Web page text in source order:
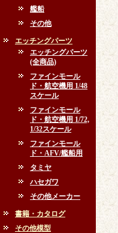
艦船
その他
エッチングパーツ
エッチングパーツ
(全商品)
ファインモール
ド・航空機用 1/48
スケール
ファインモール
ド・航空機用 1/72,
1/32スケール
ファインモール
ド・AFV/艦船用
タミヤ
ハセガワ
その他メーカー
書籍・カタログ
その他模型